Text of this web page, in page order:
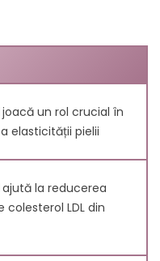
vasculară
liberi și a
celulară
arteriale
și
de viață
un rol crucial în
elasticității pielii
la reducerea
colesterol LDL din